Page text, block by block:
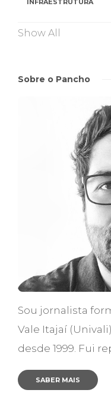
INFRAESTRUTURA
Show All
Sobre o Pancho
Sou jornalista
Vale Itajaí
desde 1999. Fui
SABER MAIS